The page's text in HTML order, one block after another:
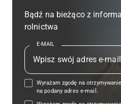
Bądź na bieżąco z
rolnictwa
E-MAIL
Wyrażam zgodę na
na podany adres e-mail.